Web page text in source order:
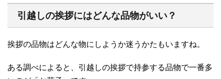
引越しの挨拶にはどんな品物がいい？
挨拶の品物はどんな物にしようか迷うかたもいますね。
ある調べによると、引越しの挨拶で持参する品物で一番多